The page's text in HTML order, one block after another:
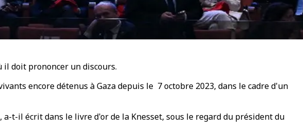
doit prononcer un discours.
encore détenus à Gaza depuis le 7 octobre 2023, dans le cadre d'un
t-il écrit dans le livre d'or de la Knesset, sous le regard du président du